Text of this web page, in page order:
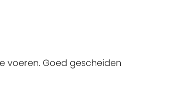
voeren. Goed gescheiden